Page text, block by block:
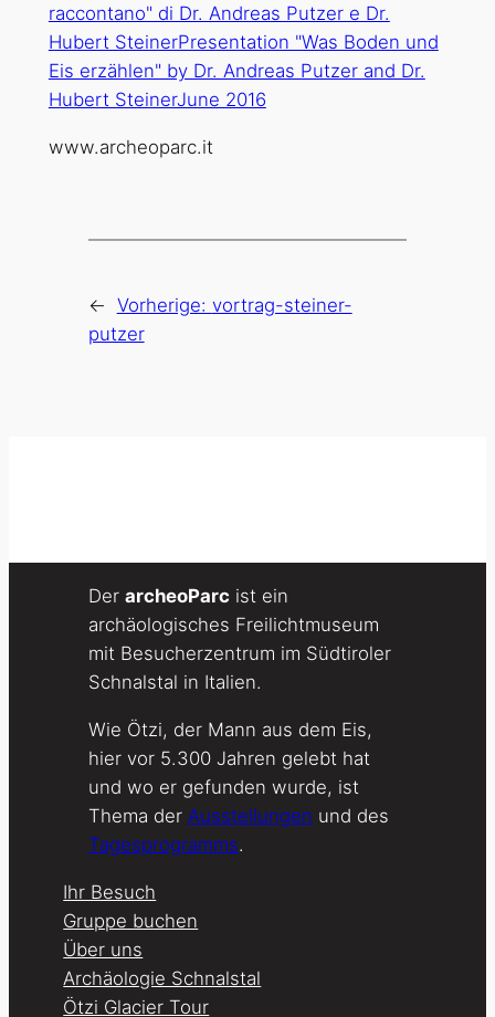
www.archeoparc.it
← Vorherige: vortrag-steiner-
putzer
Der archeoParc ist ein
archäologisches Freilichtmuseum
mit Besucherzentrum im Südtiroler
Schnalstal in Italien.
Wie Ötzi, der Mann aus dem Eis,
hier vor 5.300 Jahren gelebt hat
und wo er gefunden wurde, ist
Thema der Ausstellungen und des
Tagesprogramms.
Ihr Besuch
Gruppe buchen
Über uns
Archäologie Schnalstal
Ötzi Glacier Tour